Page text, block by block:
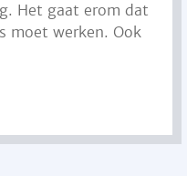
Het gaat erom dat
moet werken. Ook